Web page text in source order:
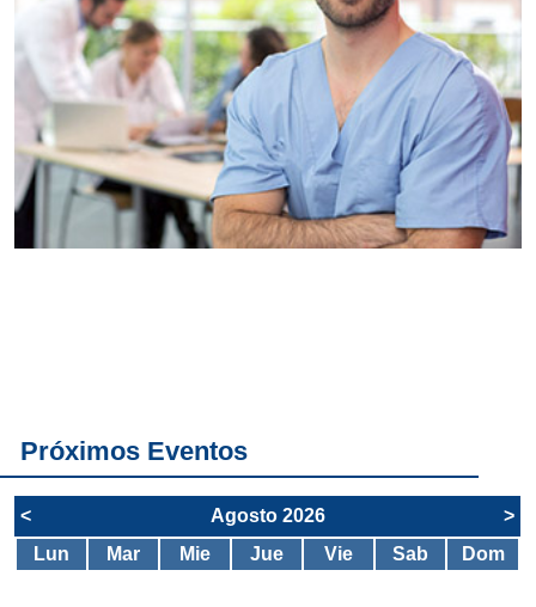
Próximos Eventos
< Agosto 2026
>
Lun
Mar Mie Jue Vie Sab Dom